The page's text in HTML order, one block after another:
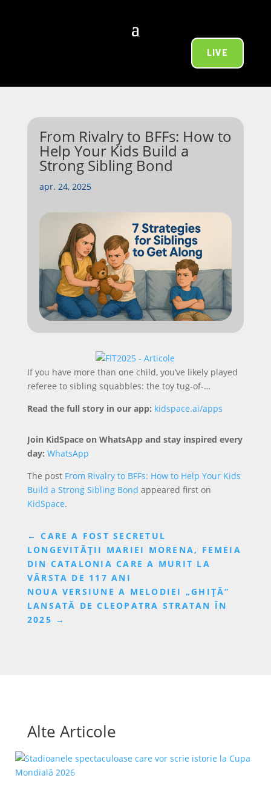
LIVE
From Rivalry to BFFs: How to
Help Your Kids Build a
Strong Sibling Bond
apr. 24, 2025
If you have more than one child, you’ve likely played
referee to sibling squabbles: the toy tug-of-…
Read the full story in our app: kidspace.ai/apps
Join KidSpace on WhatsApp and stay inspired every
day: WhatsApp
The post From Rivalry to BFFs: How to Help Your Kids
Build a Strong Sibling Bond appeared first on
KidSpace.
←CARE A FOST SECRETUL
LONGEVITĂȚII MARIEI MORENA, FEMEIA
DIN CATALONIA CARE A MURIT LA
VÂRSTA DE 117 ANI
NOUA VERSIUNE A MELODIEI „GHIȚĂ”
LANSATĂ DE CLEOPATRA STRATAN ÎN
2025 →
Alte Articole